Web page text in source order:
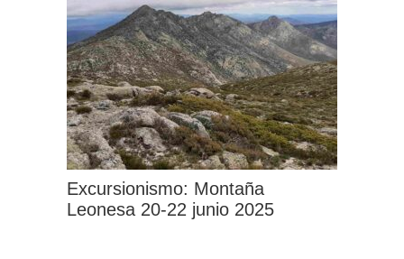
opciones
se
pueden
elegir
en
la
de
Excursionismo: Montaña
Leonesa 20-22 junio 2025